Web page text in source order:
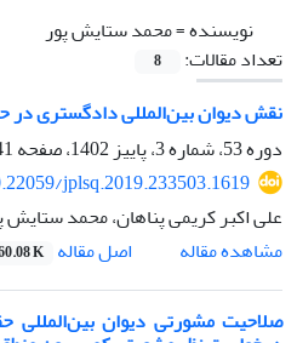
نویسنده =محمد ستایش پور
تعداد مقالات:
8
نقش دیوان بین‌المللی دادگستری در
دوره 53، شماره 3، پاییز 1402، صفحه
jplsq.2019.233503.1619
علی اکبر کریمی پناهان، محمد ستایش
مشاهده مقاله
اصل مقاله K
صلاحیت مشورتی دیوان بین‌المللی